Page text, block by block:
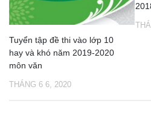
Tuyển tập đề thi vào lớp 10
hay và khó năm 2019-2020
môn văn
THÁNG 6 6, 2020